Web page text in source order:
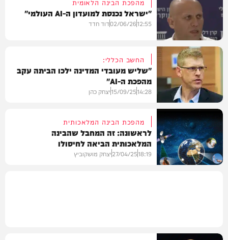
בארץ
מהפכת הבינה הלאומית
"ישראל נכנסת למועדון ה-AI העולמי"
12:55
02/06/26דוד חדד
חדשות
החשב הכללי:
"שליש מעובדי המדינה ילכו הביתה עקב
מהפכת ה-AI"
14:28
15/09/25יצחק כהן
מהפכת הבינה המלאכותית
לראשונה: זה המחבל שהבינה
המלאכותית הביאה לחיסולו
18:19
27/04/25יצחק מושקוביץ